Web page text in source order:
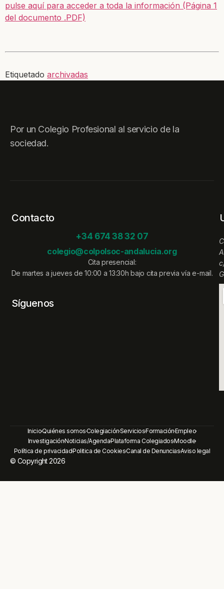
pulse aquí para acceder a toda la información (Página 1
del documento .PDF)
Etiquetado archivadas
Por un Colegio Profesional al servicio de la
sociedad.
Contacto
+34 674 38 32 07
colegio@colpolsoc-andalucia.org
Cita presencial:
De martes a jueves de 10:00 a 13:30h bajo cita previa vía e-mail.
Síguenos
InicioQuiénes somosColegiaciónServiciosFormaciónEmpleo
InvestigaciónNoticias/AgendaPlataforma ColegiadosMoodle
Política de privacidadPolitica de CookiesCanal de DenunciasAviso legal
© Copyright 2026